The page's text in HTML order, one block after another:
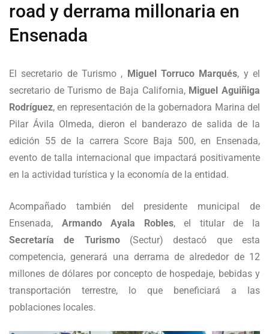
road y derrama millonaria en
Ensenada
El secretario de Turismo , Miguel Torruco Marqués, y el
secretario de Turismo de Baja California, Miguel Aguiñiga
Rodríguez, en representación de la gobernadora Marina del
Pilar Ávila Olmeda, dieron el banderazo de salida de la
edición 55 de la carrera Score Baja 500, en Ensenada,
evento de talla internacional que impactará positivamente
en la actividad turística y la economía de la entidad.
Acompañado también del presidente municipal de
Ensenada, Armando Ayala Robles, el titular de la
Secretaría de Turismo(Sectur) destacó que esta
competencia, generará una derrama de alrededor de 12
millones de dólares por concepto de hospedaje, bebidas y
transportación terrestre, lo que beneficiará a las
poblaciones locales.